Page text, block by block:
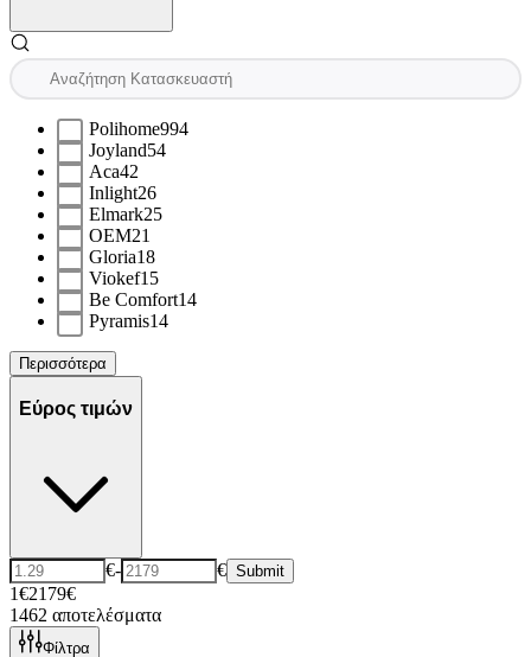
Polihome994
Joyland54
Aca42
Inlight26
Elmark25
OEM21
Gloria18
Viokef15
Be Comfort14
Pyramis14
Περισσότερα
Εύρος τιμών
€- € Submit
1€2179€
1462 αποτελέσματα
Φίλτρα